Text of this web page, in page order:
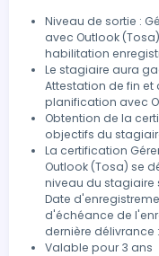
Niveau de sortie :
avec Outlook
habilitation
Le stagiaire aura
Attestation de fin et
planification avec
Obtention de la
objectifs du
La certification
Outlook (Tosa) se
niveau du stagiaire
Date
d'échéance de
dernière délivrance
Valable pour 3 ans